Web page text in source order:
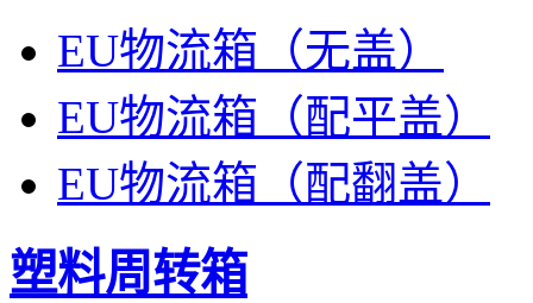
EU物流箱（无盖）
EU物流箱（配平盖）
EU物流箱（配翻盖）
塑料周转箱